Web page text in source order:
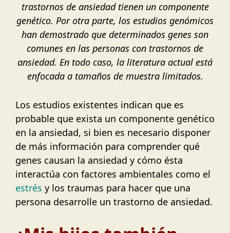
trastornos de ansiedad tienen un componente
genético. Por otra parte, los estudios genómicos
han demostrado que determinados genes son
comunes en las personas con trastornos de
ansiedad. En todo caso, la literatura actual está
enfocada a tamaños de muestra limitados.
Los estudios existentes indican que es
probable que exista un componente genético
en la ansiedad, si bien es necesario disponer
de más información para comprender qué
genes causan la ansiedad y cómo ésta
interactúa con factores ambientales como el
estrés y los traumas para hacer que una
persona desarrolle un trastorno de ansiedad.